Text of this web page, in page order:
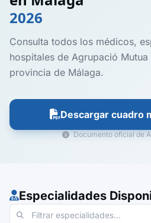
2026
Consulta todos los médicos,
hospitales de Agrupació
provincia de Málaga.
Descargar cuadro
Documento oficial de
Especialidades